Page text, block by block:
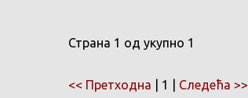
Страна 1 од укупно 1
<< Претходна | 1 | Следећа >>